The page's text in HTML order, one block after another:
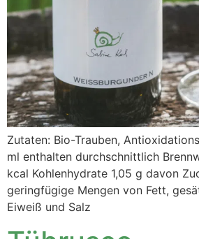
Zutaten: Bio-Trauben,
ml enthalten durchschnittlich
kcal Kohlenhydrate 1,05 g davon
geringfügige Mengen von Fett,
Eiweiß und Salz